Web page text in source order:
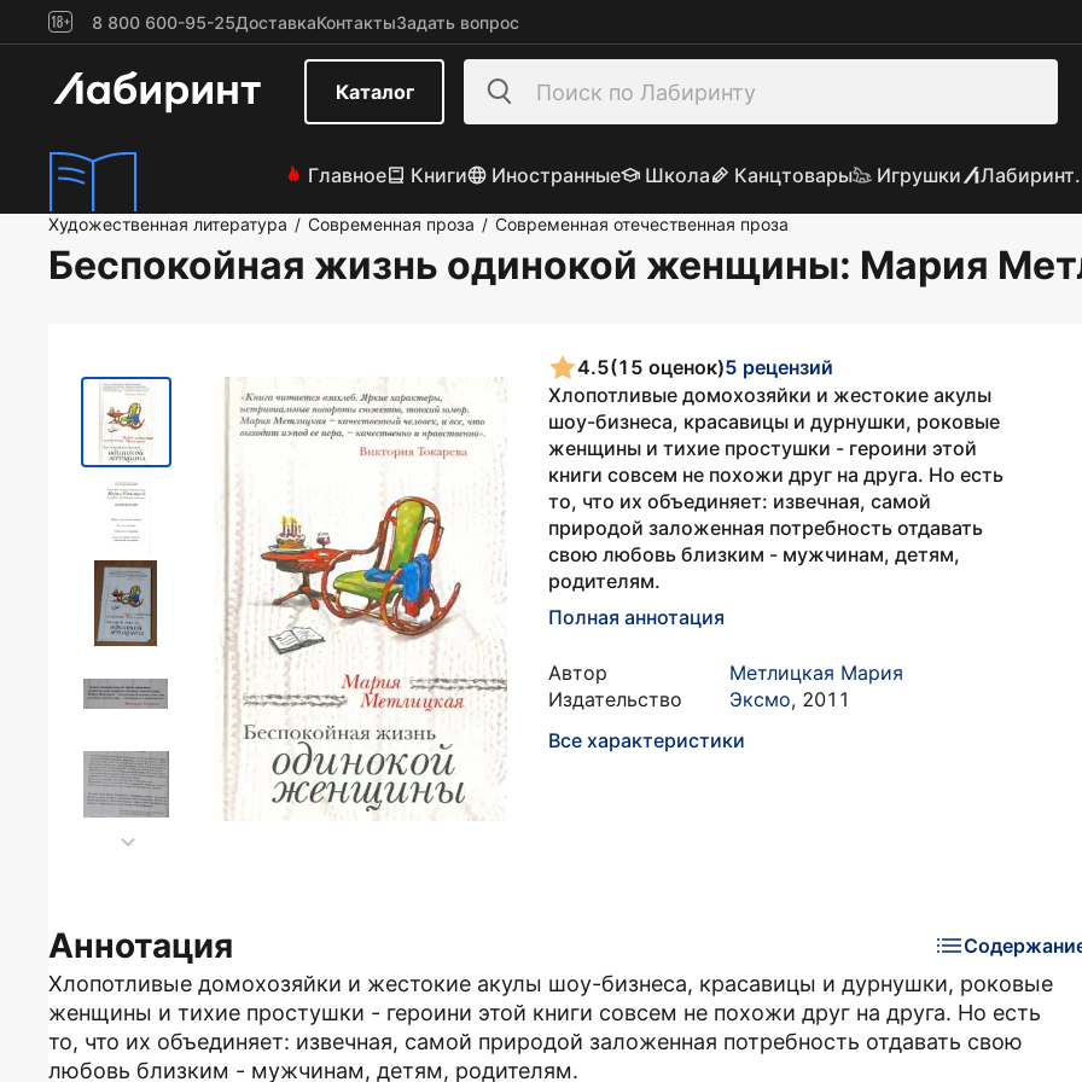
8 800 600-95-25ДоставкаКонтактыЗадать вопрос
Каталог
Главное Книги Иностранные Школа Канцтовары Игрушки
Художественная литература / Современная проза / Современная отечественная проза
Беспокойная жизнь одинокой женщины: Мария
4.5(15 оценок)5 рецензий
Хлопотливые домохозяйки и жестокие акулы
шоу-бизнеса, красавицы и дурнушки, роковые
женщины и тихие простушки - героини этой
книги совсем не похожи друг на друга. Но есть
то, что их объединяет: извечная, самой
природой заложенная потребность отдавать
свою любовь близким - мужчинам, детям,
родителям.
Полная аннотация
Автор
Метлицкая Мария
Издательство
Эксмо, 2011
Все характеристики
Аннотация
Хлопотливые домохозяйки и жестокие акулы шоу-бизнеса, красавицы и дурнушки, роковые
женщины и тихие простушки - героини этой книги совсем не похожи друг на друга. Но есть
то, что их объединяет: извечная, самой природой заложенная потребность отдавать свою
любовь близким - мужчинам, детям, родителям.